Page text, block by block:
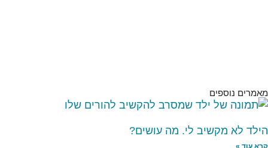
מאמרים נוספים
הילד לא מקשיב לי. מה עושים?
קרא עוד »